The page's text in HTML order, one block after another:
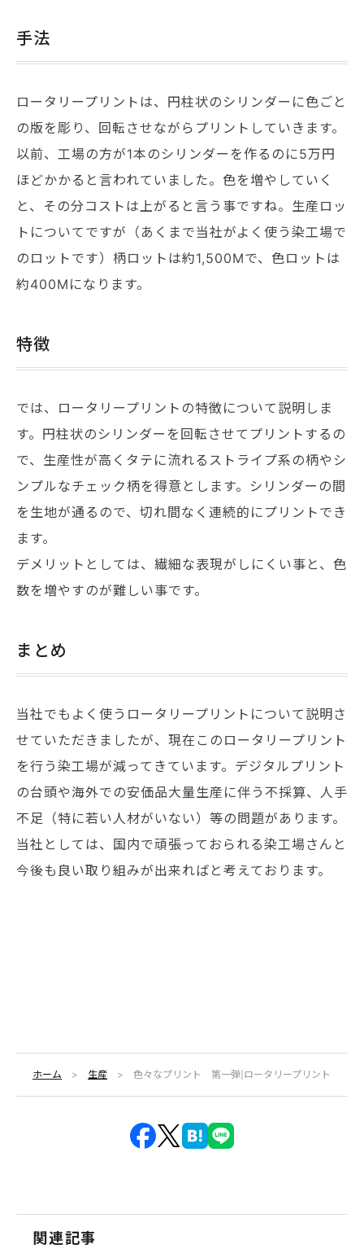
手法
ロータリープリントは、円柱状のシリンダーに色ごと
の版を彫り、回転させながらプリントしていきます。
以前、工場の方が1本のシリンダーを作るのに5万円
ほどかかると言われていました。色を増やしていく
と、その分コストは上がると言う事ですね。生産ロッ
トについてですが（あくまで当社がよく使う染工場で
のロットです）柄ロットは約1,500Mで、色ロットは
約400Mになります。
特徴
では、ロータリープリントの特徴について説明しま
す。円柱状のシリンダーを回転させてプリントするの
で、生産性が高くタテに流れるストライプ系の柄やシ
ンプルなチェック柄を得意とします。シリンダーの間
を生地が通るので、切れ間なく連続的にプリントでき
ます。
デメリットとしては、繊細な表現がしにくい事と、色
数を増やすのが難しい事です。
まとめ
当社でもよく使うロータリープリントについて説明さ
せていただきましたが、現在このロータリープリント
を行う染工場が減ってきています。デジタルプリント
の台頭や海外での安価品大量生産に伴う不採算、人手
不足（特に若い人材がいない）等の問題があります。
当社としては、国内で頑張っておられる染工場さんと
今後も良い取り組みが出来ればと考えております。
ホーム 生産 色々なプリント 第一弾|ロータリープリントについ
関連記事